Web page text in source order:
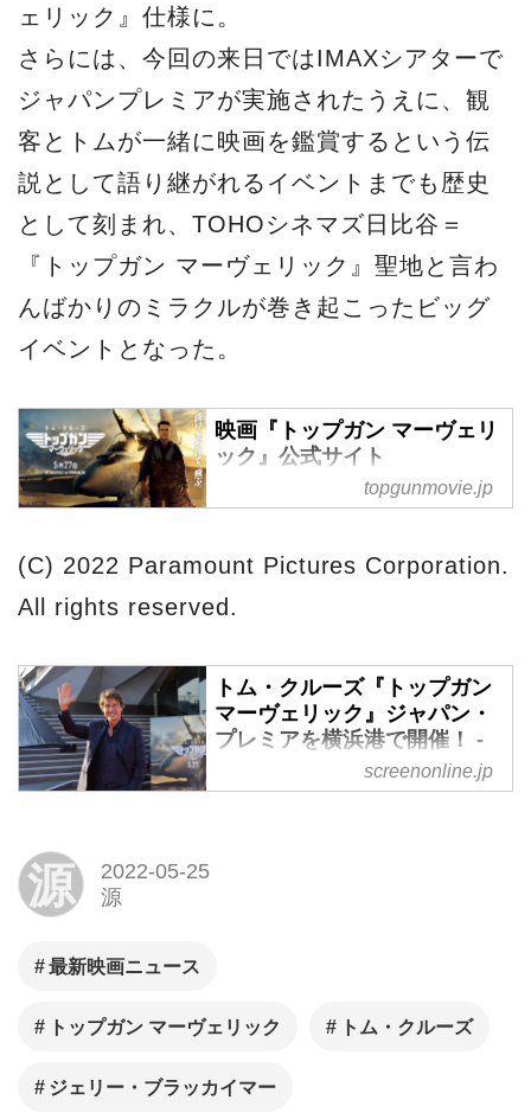
ェリック』仕様に。
さらには、今回の来日ではIMAXシアターで
ジャパンプレミアが実施されたうえに、観
客とトムが一緒に映画を鑑賞するという伝
説として語り継がれるイベントまでも歴史
として刻まれ、TOHOシネマズ日比谷＝
『トップガン マーヴェリック』聖地と言わ
んばかりのミラクルが巻き起こったビッグ
イベントとなった。
映画『トップガン マーヴェリ
ック』公式サイト
トム・クルーズ主演、伝説のス
る幕開け。2022年5月27日 全
国ロードショー
topgunmovie.jp
(C) 2022 Paramount Pictures Corporation.
All rights reserved.
トム・クルーズ『トップガン
マーヴェリック』ジャパン・
プレミアを横浜港で開催！ -
SCREEN ONLINE（スクリー
ンオンライン）
製作者ジェリー・ブラッカイマ
た。
screenonline.jp
源
2022-05-25
源
最新映画ニュース
トップガン マーヴェリック トム・クルーズ
ジェリー・ブラッカイマー